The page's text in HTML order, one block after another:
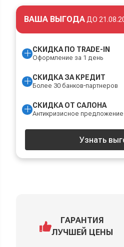
ВАША ВЫГОДА ДО
СКИДКА ПО TRADE-IN
Оформление за 1 день
СКИДКА ЗА КРЕДИТ
Более 30 банков-партнеров
СКИДКА ОТ САЛОНА
Антикризисное предложение
Узнать
ГАРАНТИЯ
ЛУЧШЕЙ ЦЕНЫ